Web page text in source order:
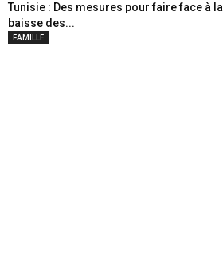
Tunisie : Des mesures pour faire face à la
baisse des...
FAMILLE